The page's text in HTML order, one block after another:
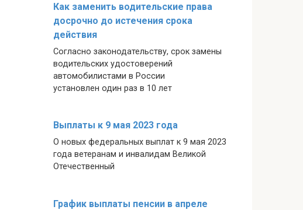
Как заменить водительские права
досрочно до истечения срока
действия
Согласно законодательству, срок замены
водительских удостоверений
автомобилистами в России
установлен один раз в 10 лет
Выплаты к 9 мая 2023 года
О новых федеральных выплат к 9 мая 2023
года ветеранам и инвалидам Великой
Отечественный
График выплаты пенсии в апреле